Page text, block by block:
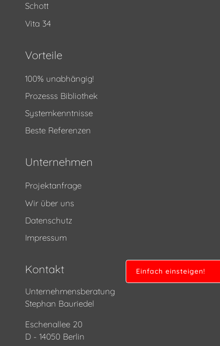
Einfach einsteigen!
Schott
Vita 34
Vorteile
100% unabhängig!
Prozesss Bibliothek
Systemkenntnisse
Beste Referenzen
Unternehmen
Projektanfrage
Wir über uns
Datenschutz
Impressum
Kontakt
Unternehmensberatung
Stephan Bauriedel
Eschenallee 20
D - 14050 Berlin